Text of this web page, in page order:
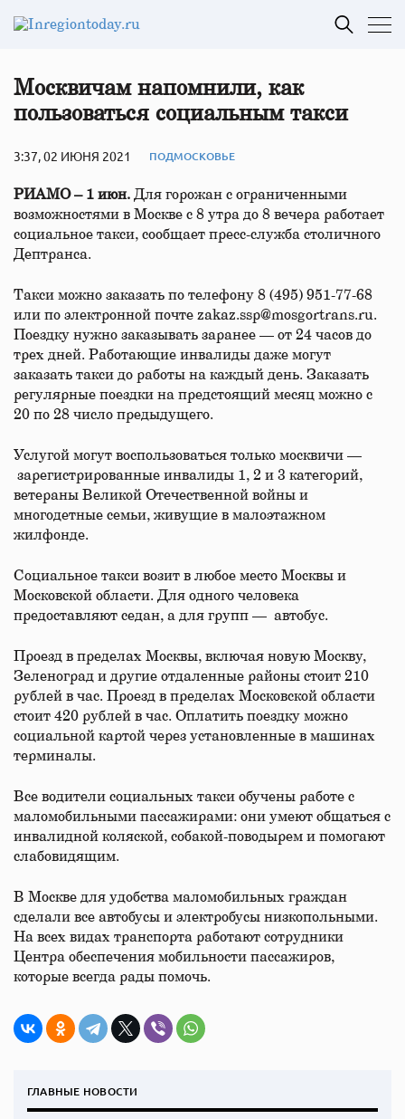
Москвичам напомнили, как
пользоваться социальным такси
3:37, 02 ИЮНЯ 2021 ПОДМОСКОВЬЕ
РИАМО – 1 июн. Для горожан с ограниченными
возможностями в Москве с 8 утра до 8 вечера работает
социальное такси, сообщает пресс-служба столичного
Дептранса.
Такси можно заказать по телефону 8 (495) 951-77-68
или по электронной почте zakaz.ssp@mosgortrans.ru.
Поездку нужно заказывать заранее — от 24 часов до
трех дней. Работающие инвалиды даже могут
заказать такси до работы на каждый день. Заказать
регулярные поездки на предстоящий месяц можно с
20 по 28 число предыдущего.
Услугой могут воспользоваться только москвичи —
зарегистрированные инвалиды 1, 2 и 3 категорий,
ветераны Великой Отечественной войны и
многодетные семьи, живущие в малоэтажном
жилфонде.
Социальное такси возит в любое место Москвы и
Московской области. Для одного человека
предоставляют седан, а для групп — автобус.
Проезд в пределах Москвы, включая новую Москву,
Зеленоград и другие отдаленные районы стоит 210
рублей в час. Проезд в пределах Московской области
стоит 420 рублей в час. Оплатить поездку можно
социальной картой через установленные в машинах
терминалы.
Все водители социальных такси обучены работе с
маломобильными пассажирами: они умеют общаться с
инвалидной коляской, собакой-поводырем и помогают
слабовидящим.
В Москве для удобства маломобильных граждан
сделали все автобусы и электробусы низкопольными.
На всех видах транспорта работают сотрудники
Центра обеспечения мобильности пассажиров,
которые всегда рады помочь.
ГЛАВНЫЕ НОВОСТИ